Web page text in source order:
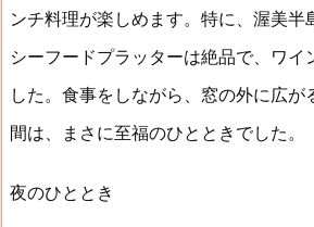
ンチ料理が楽しめます。特に、渥美半
シーフードプラッターは絶品で、ワイ
した。食事をしながら、窓の外に広が
間は、まさに至福のひとときでした。
夜のひととき